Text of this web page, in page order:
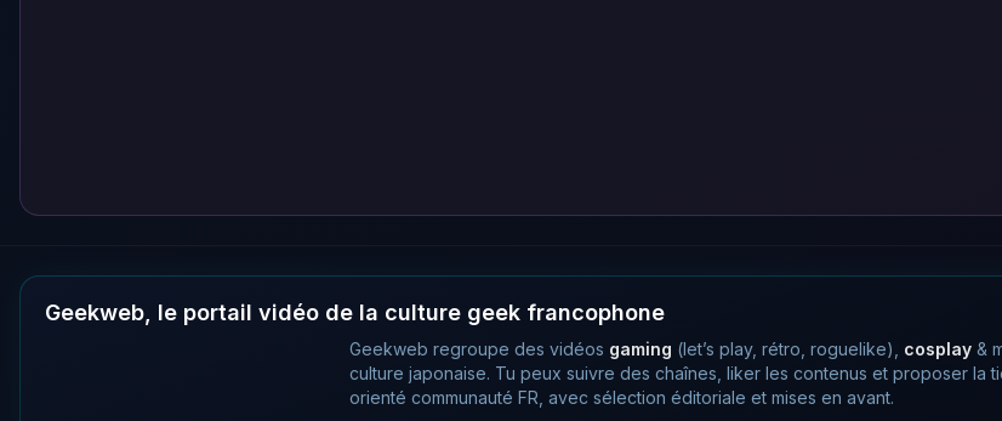
Geekweb, le portail vidéo de la culture geek francophone
Geekweb regroupe des vidéos gaming (let’s play, rétro, roguelike), cosplay &
culture japonaise. Tu peux suivre des chaînes, liker les contenus et proposer la
orienté communauté FR, avec sélection éditoriale et mises en avant.